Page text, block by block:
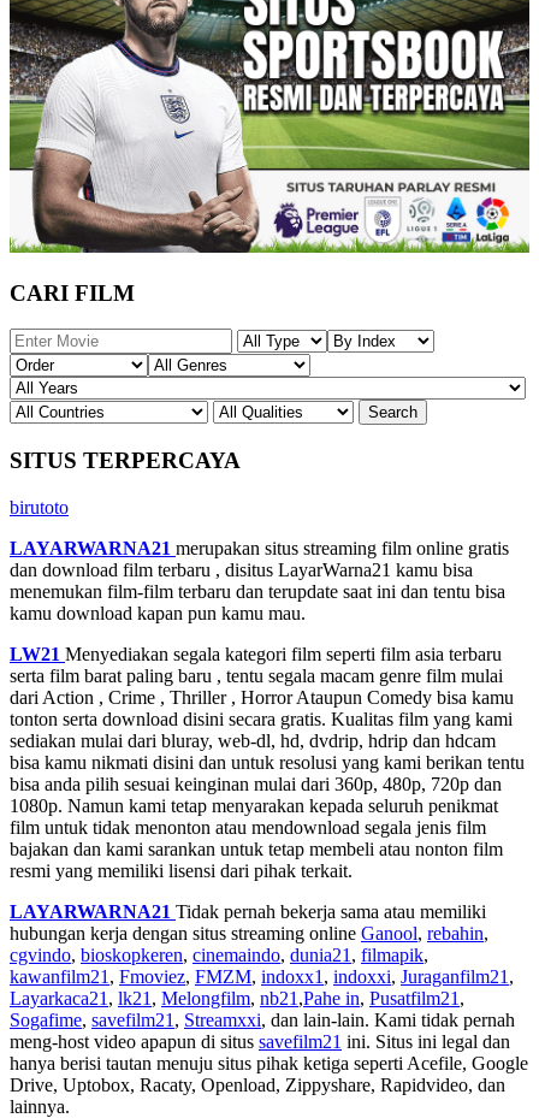
CARI FILM
SITUS TERPERCAYA
birutoto
LAYARWARNA21 merupakan situs streaming film online gratis
dan download film terbaru , disitus LayarWarna21 kamu bisa
menemukan film-film terbaru dan terupdate saat ini dan tentu bisa
kamu download kapan pun kamu mau.
LW21 Menyediakan segala kategori film seperti film asia terbaru
serta film barat paling baru , tentu segala macam genre film mulai
dari Action , Crime , Thriller , Horror Ataupun Comedy bisa kamu
tonton serta download disini secara gratis. Kualitas film yang kami
sediakan mulai dari bluray, web-dl, hd, dvdrip, hdrip dan hdcam
bisa kamu nikmati disini dan untuk resolusi yang kami berikan tentu
bisa anda pilih sesuai keinginan mulai dari 360p, 480p, 720p dan
1080p. Namun kami tetap menyarakan kepada seluruh penikmat
film untuk tidak menonton atau mendownload segala jenis film
bajakan dan kami sarankan untuk tetap membeli atau nonton film
resmi yang memiliki lisensi dari pihak terkait.
LAYARWARNA21 Tidak pernah bekerja sama atau memiliki
hubungan kerja dengan situs streaming online Ganool, rebahin,
cgvindo, bioskopkeren, cinemaindo, dunia21 , filmapik,
kawanfilm21 , Fmoviez, FMZM, indoxx1 , indoxxi, Juraganfilm21 ,
Layarkaca21 , lk21 , Melongfilm, nb21 ,Pahe in, Pusatfilm21 ,
Sogafime, savefilm21 , Streamxxi, dan lain-lain. Kami tidak pernah
meng-host video apapun di situs savefilm21 ini. Situs ini legal dan
hanya berisi tautan menuju situs pihak ketiga seperti Acefile, Google
Drive, Uptobox, Racaty, Openload, Zippyshare, Rapidvideo, dan
lainnya.